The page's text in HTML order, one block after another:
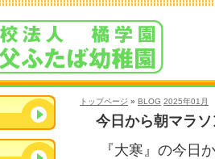
トップページ » BLOG 2025年01月
今日から朝マラ
『大寒』の今日